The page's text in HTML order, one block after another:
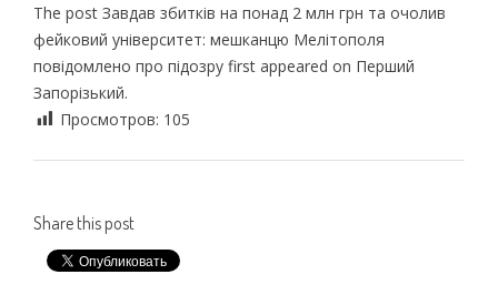
The post Завдав збитків на понад 2 млн грн та очолив
фейковий університет: мешканцю Мелітополя
повідомлено про підозру first appeared on Перший
Запорізький.
Просмотров: 105
Share this post